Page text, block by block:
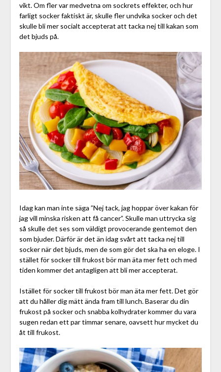
vikt. Om fler var medvetna om sockrets effekter, och hur
farligt socker faktiskt är, skulle fler undvika socker och det
skulle bli mer socialt accepterat att tacka nej till kakan som
det bjuds på.
Idag kan man inte säga ”Nej tack, jag hoppar över kakan för
jag vill minska risken att få cancer”. Skulle man uttrycka sig
så skulle det ses som väldigt provocerande gentemot den
som bjuder. Därför är det än idag svårt att tacka nej till
socker när det bjuds, men de som gör det ska ha en eloge. I
stället för socker till frukost bör man äta mer fett och med
tiden kommer det antagligen att bli mer accepterat.
Istället för socker till frukost bör man äta mer fett. Det gör
att du håller dig mätt ända fram till lunch. Baserar du din
frukost på socker och snabba kolhydrater kommer du vara
sugen redan ett par timmar senare, oavsett hur mycket du
åt till frukost.